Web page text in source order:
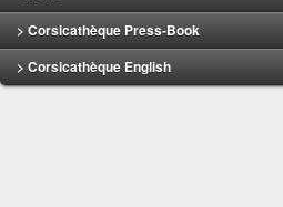
> Corsicathèque Press-Book
> Corsicathèque English